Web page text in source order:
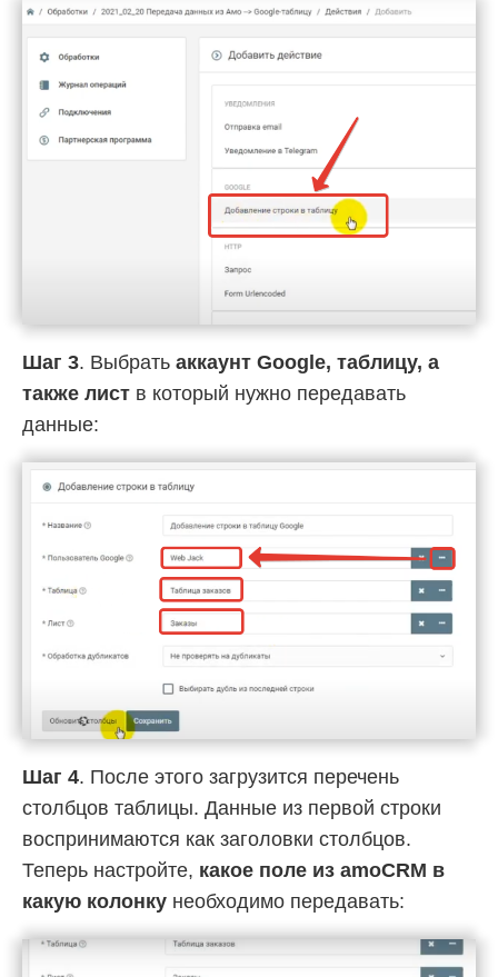
Шаг 3. Выбрать аккаунт Google, таблицу, а
также лист в который нужно передавать
данные:
Шаг 4. После этого загрузится перечень
столбцов таблицы. Данные из первой строки
воспринимаются как заголовки столбцов.
Теперь настройте, какое поле из amoCRM в
какую колонку необходимо передавать: